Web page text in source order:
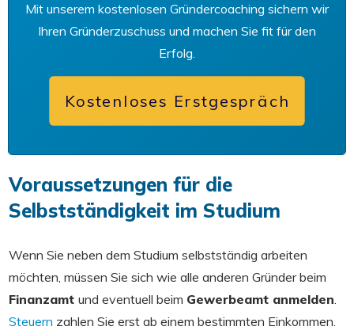
Mit unserem kostenlosen Gründercoaching sichern wir
Ihren Gründerzuschuss und machen Sie fit für den
Erfolg.
Kostenloses Erstgespräch
Voraussetzungen für die
Selbstständigkeit im Studium
Wenn Sie neben dem Studium selbstständig arbeiten
möchten, müssen Sie sich wie alle anderen Gründer beim
Finanzamt und eventuell beim Gewerbeamt anmelden.
Steuern zahlen Sie erst ab einem bestimmten Einkommen.